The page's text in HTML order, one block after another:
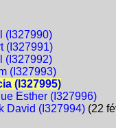
(I327990)
(I327991)
(I327992)
(I327993)
(I327995)
Esther (I327996)
David (I327994)(22